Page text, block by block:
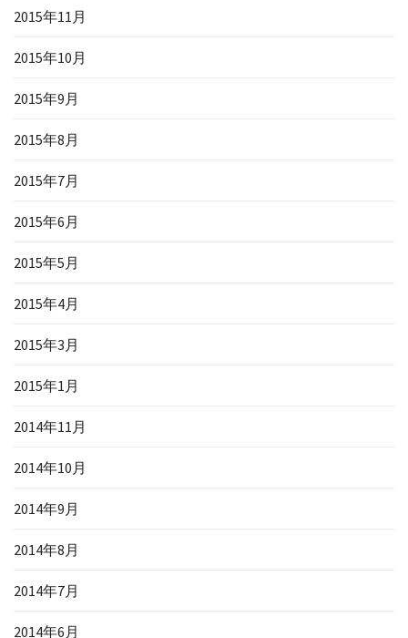
2015年11月
2015年10月
2015年9月
2015年8月
2015年7月
2015年6月
2015年5月
2015年4月
2015年3月
2015年1月
2014年11月
2014年10月
2014年9月
2014年8月
2014年7月
2014年6月